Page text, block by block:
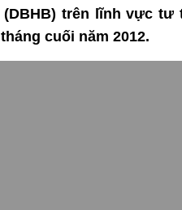
(DBHB) trên lĩnh vực
cuối năm 2012.